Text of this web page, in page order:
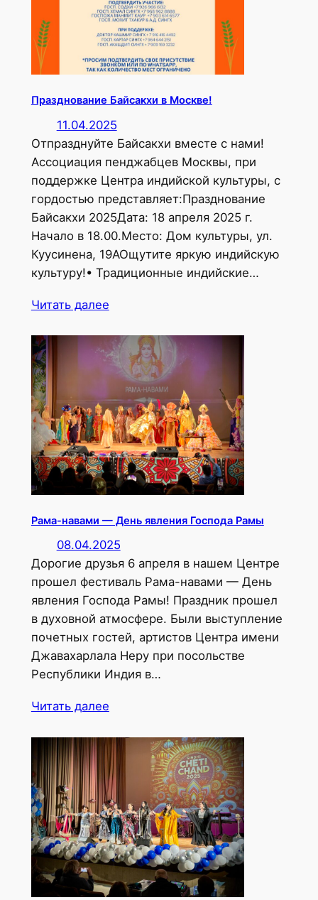
Празднование Байсакхи в Москве!
11.04.2025
Отпразднуйте Байсакхи вместе с нами!
Ассоциация пенджабцев Москвы, при
поддержке Центра индийской культуры, с
гордостью представляет:Празднование
Байсакхи 2025Дата: 18 апреля 2025 г.
Начало в 18.00.Место: Дом культуры, ул.
Куусинена, 19АОщутите яркую индийскую
культуру!•⁠ ⁠Традиционные индийские…
Читать далее
Рама-навами — День явления Господа Рамы
08.04.2025
Дорогие друзья 6 апреля в нашем Центре
прошел фестиваль Рама-навами — День
явления Господа Рамы! Праздник прошел
в духовной атмосфере. Были выступление
почетных гостей, артистов Центра имени
Джавахарлала Неру при посольстве
Республики Индия в…
Читать далее